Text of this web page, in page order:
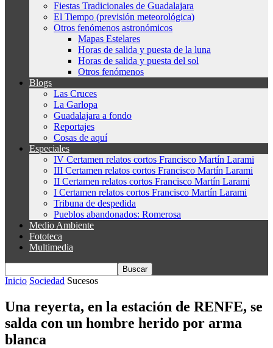
Fiestas Tradicionales de Guadalajara
El Tiempo (previsión meteorológica)
Otros fenómenos astronómicos
Mapas Estelares
Horas de salida y puesta de la luna
Horas de salida y puesta del sol
Otros fenómenos
Blogs
Las Cruces
La Garlopa
Guadalajara a fondo
Reportajes
Cosas de aquí
Especiales
IV Certamen relatos cortos Francisco Martín Larami
III Certamen relatos cortos Francisco Martín Larami
II Certamen relatos cortos Francisco Martín Larami
I Certamen relatos cortos Francisco Martín Larami
Tribuna de despedida
Pueblos abandonados: Romerosa
Medio Ambiente
Fototeca
Multimedia
Inicio Sociedad Sucesos
Una reyerta, en la estación de RENFE, se
salda con un hombre herido por arma
blanca